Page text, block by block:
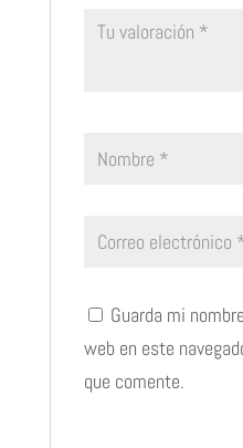
Guarda mi
web en este
que comente.